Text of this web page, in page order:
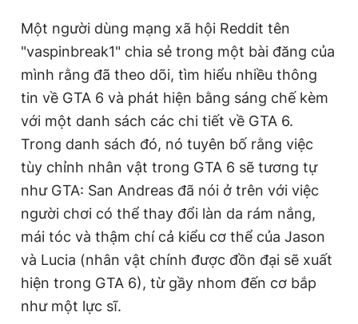
Một người dùng mạng xã hội Reddit tên
"vaspinbreak1" chia sẻ trong một bài đăng của
mình rằng đã theo dõi, tìm hiểu nhiều thông
tin về GTA 6 và phát hiện bằng sáng chế kèm
với một danh sách các chi tiết về GTA 6.
Trong danh sách đó, nó tuyên bố rằng việc
tùy chỉnh nhân vật trong GTA 6 sẽ tương tự
như GTA: San Andreas đã nói ở trên với việc
người chơi có thể thay đổi làn da rám nắng,
mái tóc và thậm chí cả kiểu cơ thể của Jason
và Lucia (nhân vật chính được đồn đại sẽ xuất
hiện trong GTA 6), từ gầy nhom đến cơ bắp
như một lực sĩ.